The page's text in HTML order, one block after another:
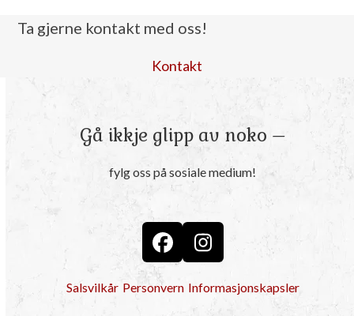
Ta gjerne kontakt med oss!
Kontakt
Gå ikkje glipp av noko –
fylg oss på sosiale medium!
FacebookInstagram
Salsvilkår Personvern Informasjonskapsler